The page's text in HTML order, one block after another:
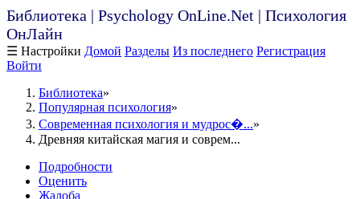
Библиотека | Psychology OnLine.Net | Психология
ОнЛайн
☰ Настройки Домой Разделы Из последнего Регистрация
Войти
Библиотека
Популярная психология
Современная психология и мудрос�...
Древняя китайская магия и соврем...
Подробности
Оценить
Жалоба